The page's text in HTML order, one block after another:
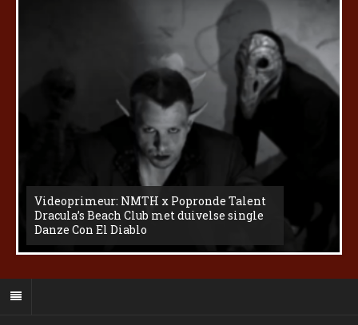
Videoprimeur: NMTH x Popronde Talent
Dracula’s Beach Club met duivelse single
Danze Con El Diablo